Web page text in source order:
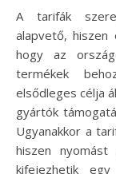
A tarifák
alapvető, hiszen
hogy az
termékek
elsődleges célja
gyártók
Ugyanakkor a
hiszen nyomást
kifejezhetik